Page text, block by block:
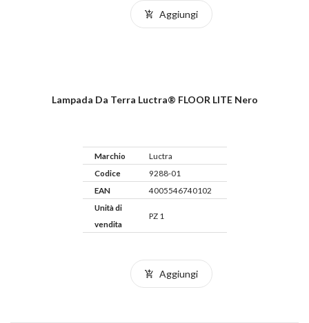
Aggiungi
Lampada Da Terra Luctra® FLOOR LITE Nero
Marchio
Luctra
Codice
9288-01
EAN
4005546740102
Unità di
vendita
PZ 1
Aggiungi